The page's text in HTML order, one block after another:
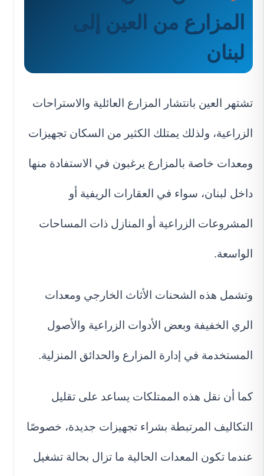
المزارع من العين إلى
لبنان
تشتهر العين بانتشار المزارع العائلية والاستراحات
الزراعية، ولذلك يمتلك الكثير من السكان تجهيزات
ومعدات خاصة بالمزارع يرغبون في الاستفادة منها
داخل لبنان، سواء في العقارات الريفية أو
المشروعات الزراعية أو المنازل ذات المساحات
الواسعة.
وتشمل هذه الشحنات الأثاث الخارجي ومعدات
الري الخفيفة وبعض الأدوات الزراعية والأصول
المستخدمة في إدارة المزارع والحدائق المنزلية.
كما أن نقل هذه الممتلكات يساعد على تقليل
التكاليف المرتبطة بشراء تجهيزات جديدة، خصوصًا
عندما تكون المعدات الحالية ما تزال بحالة تشغيل